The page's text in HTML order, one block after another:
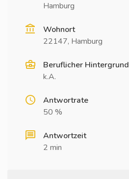
Hamburg
Wohnort
22147, Hamburg
Beruflicher Hintergrund
k.A.
Antwortrate
50 %
Antwortzeit
2 min